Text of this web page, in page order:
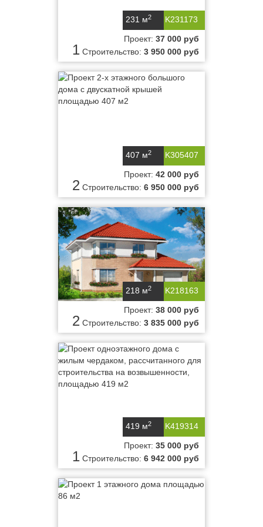
K231173
231 м2
1
Проект: 37 000 руб
Строительство: 3 950 000 руб
K305407
407 м2
2
Проект: 42 000 руб
Строительство: 6 950 000 руб
K218163
218 м2
2
Проект: 38 000 руб
Строительство: 3 835 000 руб
K419314
419 м2
1
Проект: 35 000 руб
Строительство: 6 942 000 руб